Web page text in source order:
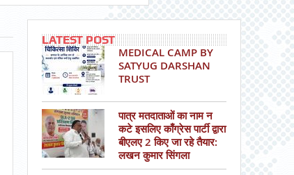
LATEST POST
MEDICAL CAMP BY
SATYUG DARSHAN
TRUST
पात्र मतदाताओं का नाम न
कटे इसलिए काँग्रेस पार्टी द्वारा
बीएलए 2 किए जा रहे तैयार:
लखन कुमार सिंगला